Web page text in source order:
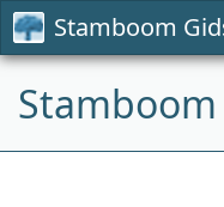
Stamboom
Stamboom